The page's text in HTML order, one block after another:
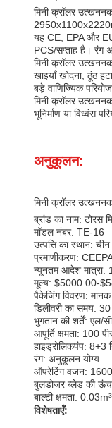
मिनी क्रॉलर
यह CE, EPA और
PCS/सप्ताह है। रंग
मिनी क्रॉलर
खाइयाँ खोदना, ठूंठ
बड़े वाणिज्यिक
मिनी क्रॉलर
भूनिर्माण या विध्वंस
अनुकूलन:
मिनी क्रॉलर
ब्रांड का नाम: टोरस
मॉडल नंबर: TE-16
उत्पत्ति का स्थान: चीन
प्रमाणीकरण:
न्यूनतम आदेश मात्रा:
मूल्य: $5000.00-
पैकेजिंग विवरण: मानक
डिलीवरी का समय: 30
भुगतान की शर्तें: एल/
आपूर्ति क्षमता: 100
हाइड्रोलिकपंप: 8+3
रंग: अनुकूलन योग्य
ऑपरेटिंग वजन:
बुलडोजर ब्लेड की
बाल्टी क्षमता: 0.03m³
विशेषताएँ: